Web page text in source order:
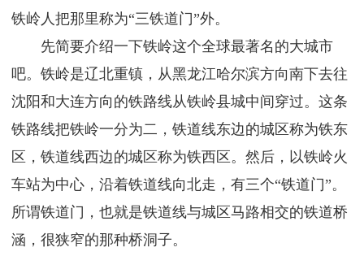
铁岭人把那里称为“三铁道门”外。
先简要介绍一下铁岭这个全球最著名的大城市
吧。铁岭是辽北重镇，从黑龙江哈尔滨方向南下去往
沈阳和大连方向的铁路线从铁岭县城中间穿过。这条
铁路线把铁岭一分为二，铁道线东边的城区称为铁东
区，铁道线西边的城区称为铁西区。然后，以铁岭火
车站为中心，沿着铁道线向北走，有三个“铁道门”。
所谓铁道门，也就是铁道线与城区马路相交的铁道桥
涵，很狭窄的那种桥洞子。